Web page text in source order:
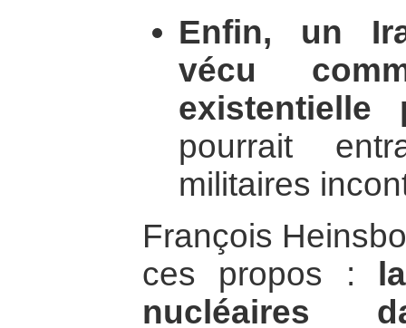
Enfin, un
vécu
existentielle
pourrait
militaires
François
ces propos :
nucléaires